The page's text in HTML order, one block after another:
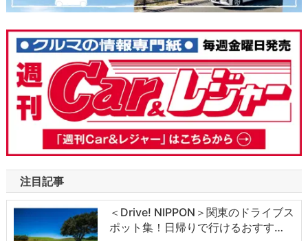
注目記事
＜Drive! NIPPON＞関東のドライブス
ポット集！日帰りで行けるおすす…